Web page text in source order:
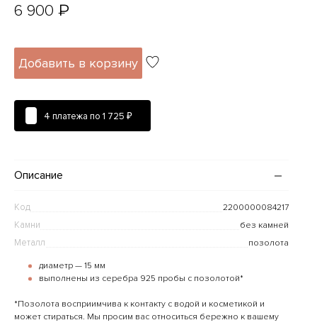
6 900 ₽
Добавить в корзину
4 платежа по 1 725 ₽
Описание
Код 2200000084217
Камни без камней
Металл позолота
диаметр — 15 мм
выполнены из серебра 925 пробы с позолотой*
*Позолота восприимчива к контакту с водой и косметикой и
может стираться. Мы просим вас относиться бережно к вашему